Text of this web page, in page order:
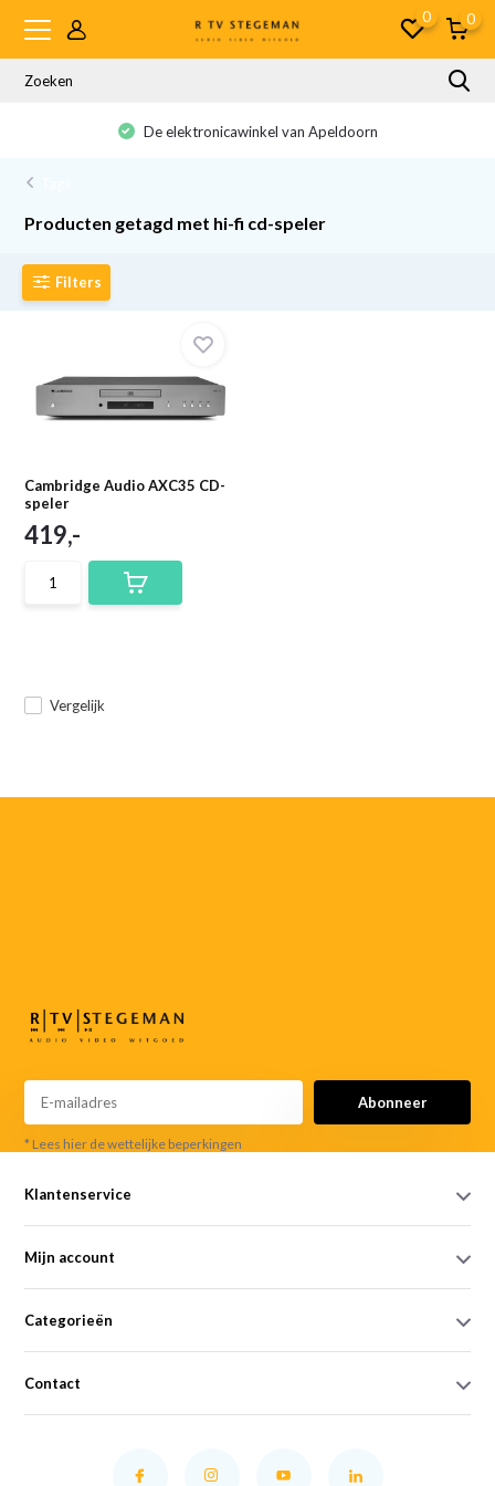
0 0
De elektronicawinkel van Apeldoorn
Producten getagd met hi-fi cd-speler
Filters
Cambridge Audio AXC35 CD-
speler
Vergelijk
419,-
Abonneer
* Lees hier de wettelijke beperkingen
Klantenservice
Mijn account
Categorieën
Contact